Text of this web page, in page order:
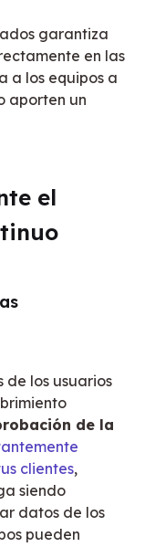
garantiza
en las
a los equipos a
aporten un
el
de los usuarios
de la
clientes,
siendo
datos de los
pueden